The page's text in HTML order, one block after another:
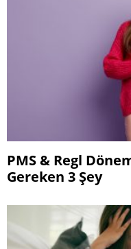
PMS & Regl
Gereken 3 Şey